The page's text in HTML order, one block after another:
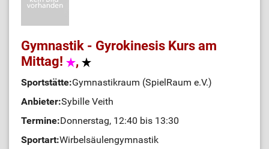
Gymnastik - Gyrokinesis Kurs am
Mittag!
,
Sportstätte:Gymnastikraum (SpielRaum e.V.)
Anbieter:Sybille Veith
Termine:Donnerstag, 12:40 bis 13:30
Sportart:Wirbelsäulengymnastik